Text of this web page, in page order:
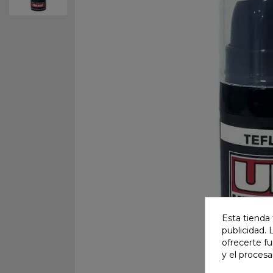
Esta tienda
publicidad.
ofrecerte
y el